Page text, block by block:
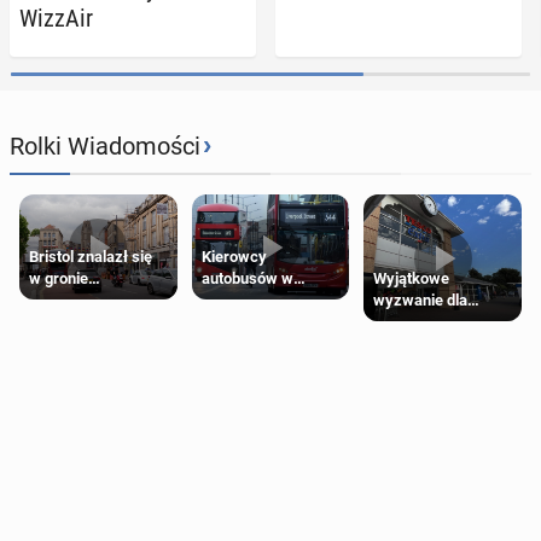
WizzAir
Rolki Wiadomości›
Bristol znalazł się
w gronie
najlepszych
Kierowcy
autobusów w
Londynie
Wyjątkowe
wyzwanie dla
posiadaczy kart